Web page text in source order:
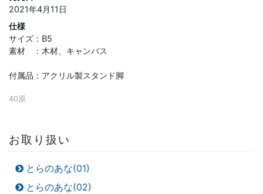
2021年4月11日
仕様
サイズ：B5
素材 ：木材、キャンバス
付属品：アクリル製スタンド脚
40原
お取り扱い
とらのあな(01)
とらのあな(02)